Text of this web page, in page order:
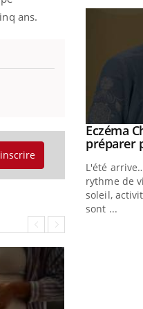
ans.
: et si on
de type 2
chez les
Youtube
Eczéma
préparer
L'été
rythme de
soleil,
sont ...